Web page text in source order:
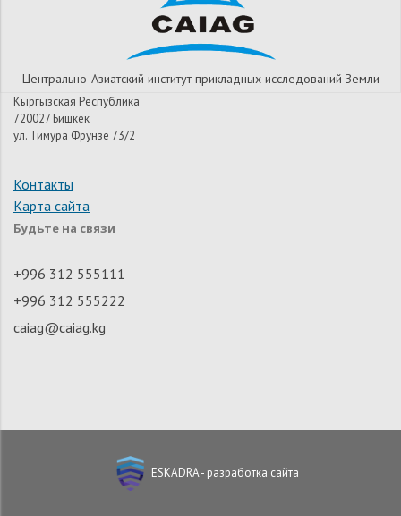
Центрально-Азиатский институт прикладных исследований Земли
Кыргызская Республика
720027 Бишкек
ул. Тимура Фрунзе 73/2
Контакты
Карта сайта
Будьте на связи
+996 312 555111
+996 312 555222
caiag@caiag.kg
ESKADRA - разработка сайта